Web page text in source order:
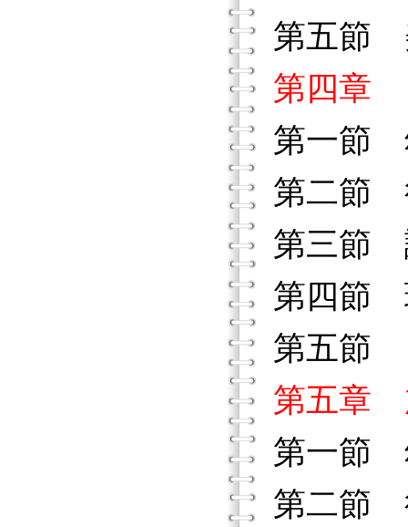
第五節
第四章
第一節
第二節
第三節
第四節
第五節
第五章
第一節
第二節